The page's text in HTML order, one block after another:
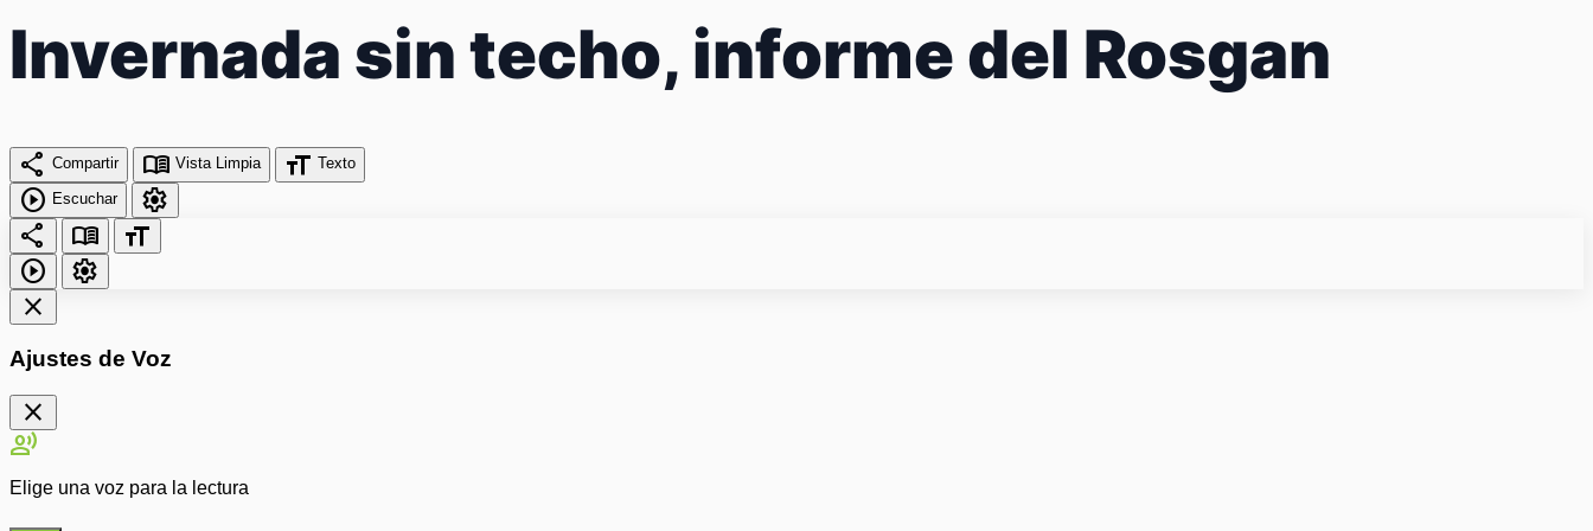
Invernada sin techo, informe del Rosgan
share Compartir menu_book Vista Limpia format_size Texto
play_circle Escuchar
settings
share
menu_book
format_size
play_circle
settings
close
Ajustes de Voz
close
record_voice_over
Elige una voz para la lectura